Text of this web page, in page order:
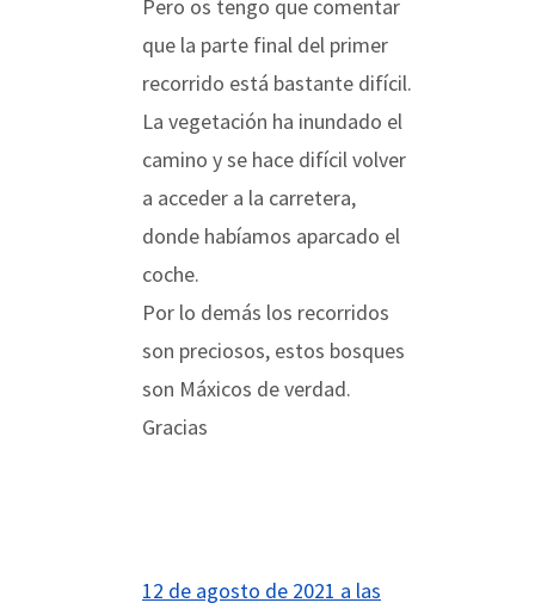
Pero os tengo que comentar
que la parte final del primer
recorrido está bastante difícil.
La vegetación ha inundado el
camino y se hace difícil volver
a acceder a la carretera,
donde habíamos aparcado el
coche.
Por lo demás los recorridos
son preciosos, estos bosques
son Máxicos de verdad.
Gracias
12 de agosto de 2021 a las